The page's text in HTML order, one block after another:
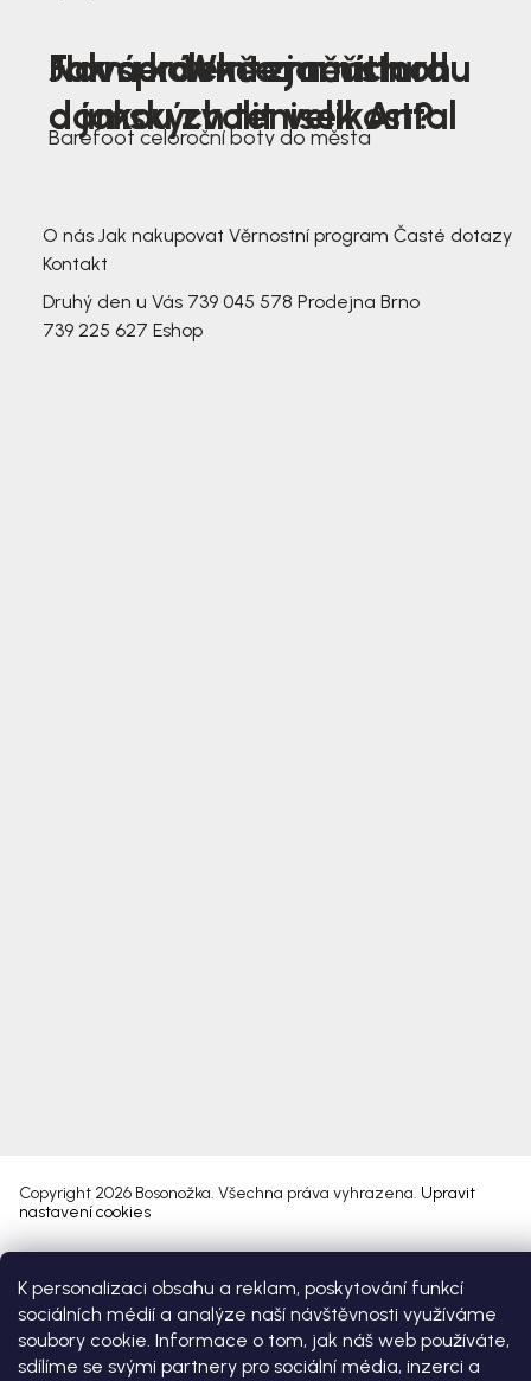
K personalizaci obsahu a reklam, poskytování funkcí
sociálních médií a analýze naší návštěvnosti využíváme
soubory cookie. Informace o tom, jak náš web používáte,
sdílíme se svými partnery pro sociální média, inzerci a
Nová kolekce jarních
dámských tenisek Antal
Jak správně změřit nohu
a jakou zvolit velikost?
Farmer Winter mustard
Barefoot celoroční boty do města
O nás Jak nakupovat Věrnostní program Časté dotazy
Kontakt
Druhý den u Vás 739 045 578 Prodejna Brno
739 225 627 Eshop
Copyright 2026 Bosonožka. Všechna práva vyhrazena. Upravit
nastavení cookies